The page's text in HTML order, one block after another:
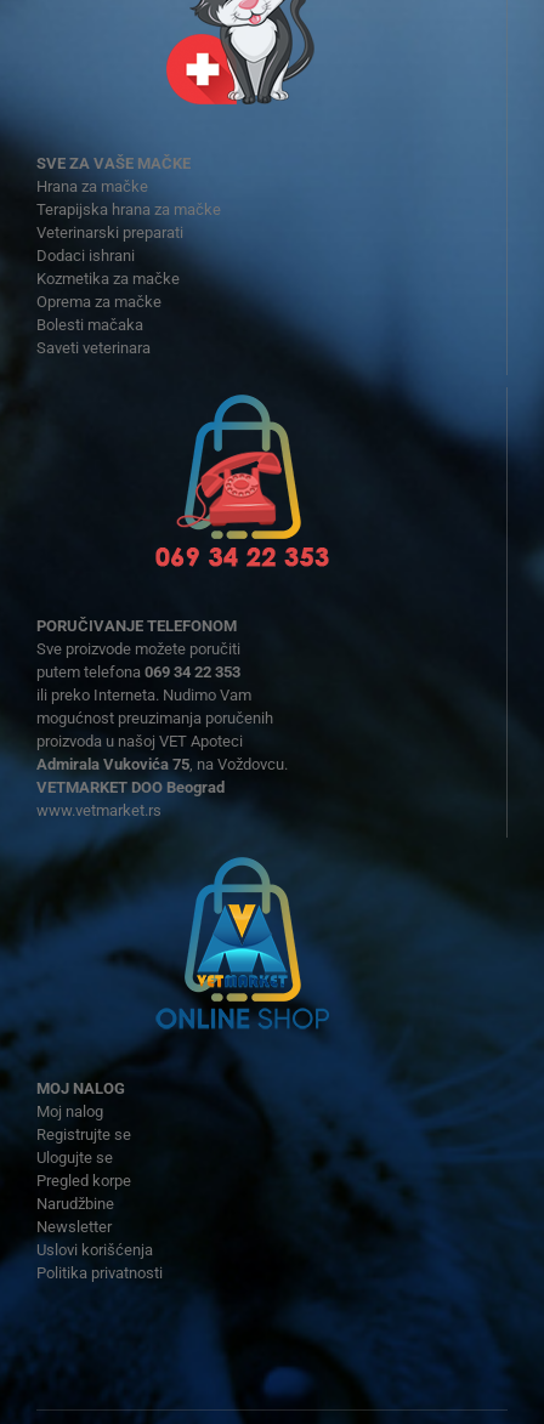
SVE ZA VAŠE MAČKE
Hrana za mačke
Terapijska hrana za mačke
Veterinarski preparati
Dodaci ishrani
Kozmetika za mačke
Oprema za mačke
Bolesti mačaka
Saveti veterinara
PORUČIVANJE TELEFONOM
Sve proizvode možete poručiti
putem telefona 069 34 22 353
ili preko Interneta. Nudimo Vam
mogućnost preuzimanja poručenih
proizvoda u našoj VET Apoteci
Admirala Vukovića 75, na Voždovcu.
VETMARKET DOO Beograd
www.vetmarket.rs
MOJ NALOG
Moj nalog
Registrujte se
Ulogujte se
Pregled korpe
Narudžbine
Newsletter
Uslovi korišćenja
Politika privatnosti